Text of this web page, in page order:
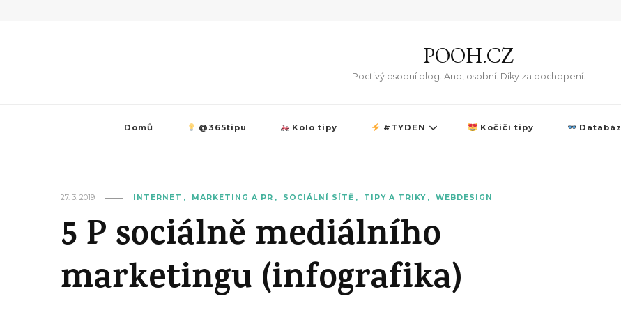
POOH.CZ
Poctivý osobní blog. Ano, osobní. Díky za pochopení.
Domů @365tipu Kolo tipy #TYDEN Kočičí tipy
27. 3. 2019 INTERNET MARKETING A PR SOCIÁLNÍ SÍTĚ TIPY A TRIKY WEBDESIGN
5 P sociálně mediálního
marketingu (infografika)